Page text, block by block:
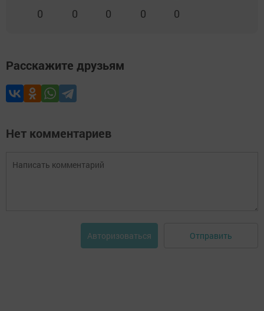
0 0 0 0 0
Расскажите друзьям
Нет комментариев
Авторизоваться Отправить